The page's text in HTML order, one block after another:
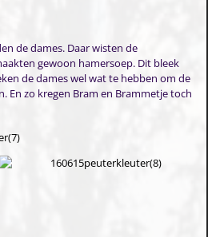
de dames. Daar wisten de
gewoon hamersoep. Dit bleek
de dames wel wat te hebben om de
En zo kregen Bram en Brammetje toch